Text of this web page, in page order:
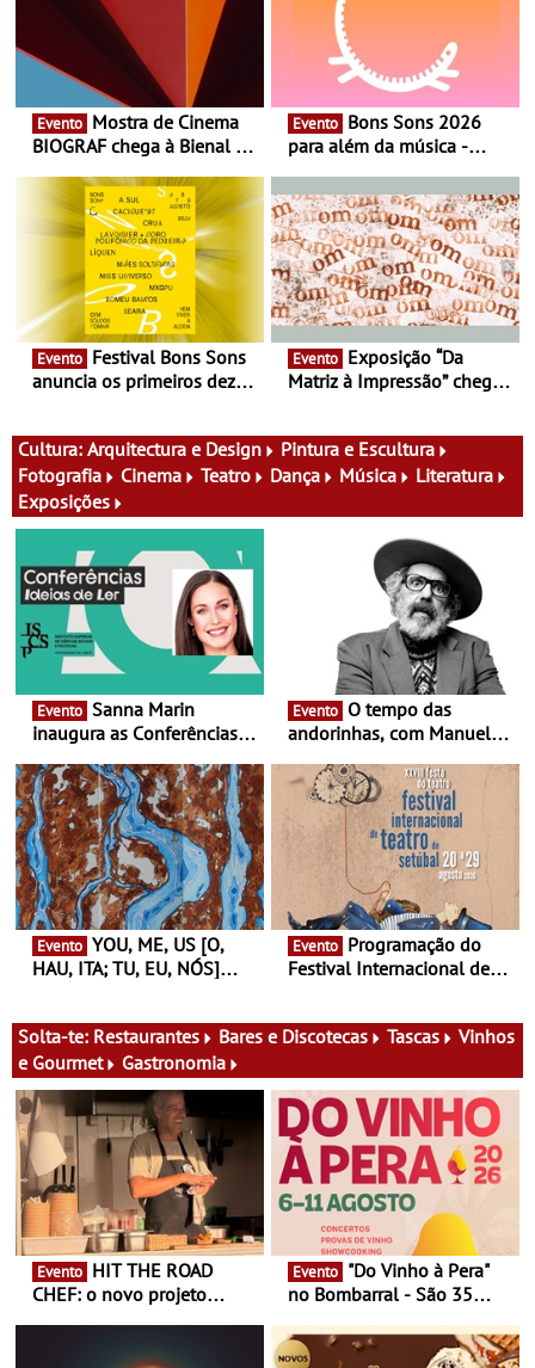
Evento
BIOGRAF chega à Bienal de
Documentário, ensaio
fílmico e práticas artísticas
Evento
para além da música -
percursos, oficinas,
atividades para toda a
família e muito mais
Evento
anuncia os primeiros dez
Evento
Matriz à Impressão” chega
nova exposição do Museu
do Oriente prova-o
Cultura: Arquitectura e Design
Pintura e Escultura
Fotografia
Cinema Teatro Dança Música
Literatura
Exposições
Evento
inaugura as Conferências
Antiga primeira-ministra da
Finlândia é a convidada da
primeira edição do novo
ciclo de debates dedicado
aos grandes temas do
nosso tempo
Evento
andorinhas, com Manuel
Atum - Concerto
performance na MAAT
Gallery a 3 de Setembro,
Evento
HAU, ITA; TU, EU, NÓS]
13 de Dezembro
Evento
Festival Internacional de
29 de Agosto
Solta-te: Restaurantes Bares e Discotecas Tascas
Vinhos
e Gourmet
Gastronomia
Evento
CHEF: o novo projeto
conceito gastronómico
Evento
no Bombarral - São 35
prova e seis dias de
experiências